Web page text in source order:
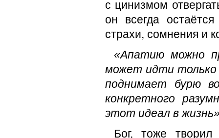
с цинизмом
он всегда
страхи, сомнения и
«Апатию можно
может идти только
поднимает бурю
конкретного
этот идеал в
Бог, тоже